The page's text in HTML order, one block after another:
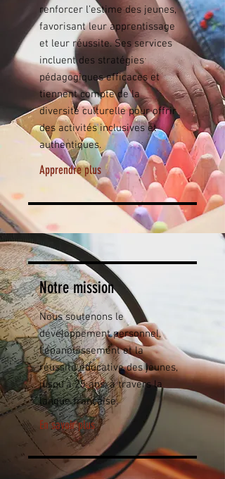
renforcer l’estime des jeunes,
favorisant leur apprentissage
et leur réussite. Ses services
incluent des stratégies
pédagogiques efficaces et
tiennent compte de la
diversité culturelle pour offrir
des activités inclusives et
authentiques.
Apprendre plus
Notre mission
Nous soutenons le
développement personnel,
l'épanouissement et la
réussite éducative des jeunes,
jusqu'à 25 ans, à travers la
langue française.
En savoir plus